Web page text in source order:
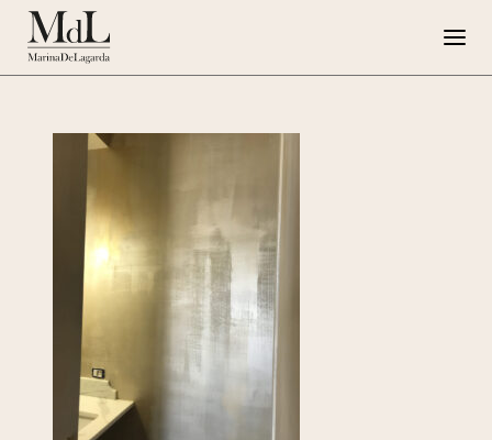
Marina de Lagarda
Lavori
Progetti speciali
Opere su Tela
Press
G108